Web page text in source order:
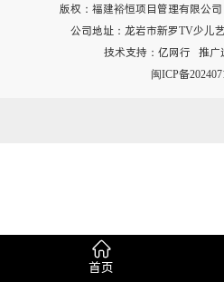
版权：福建裕恒项目管理有限公
公司地址：龙岩市新罗TV少儿
技术支持： 亿网行 推广
闽ICP备

首页